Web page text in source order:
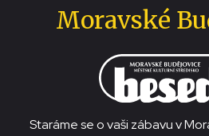
Moravské
Staráme se o vaši zábavu v